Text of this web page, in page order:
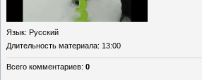
Язык: Русский
Длительность материала: 13:00
Всего комментариев: 0